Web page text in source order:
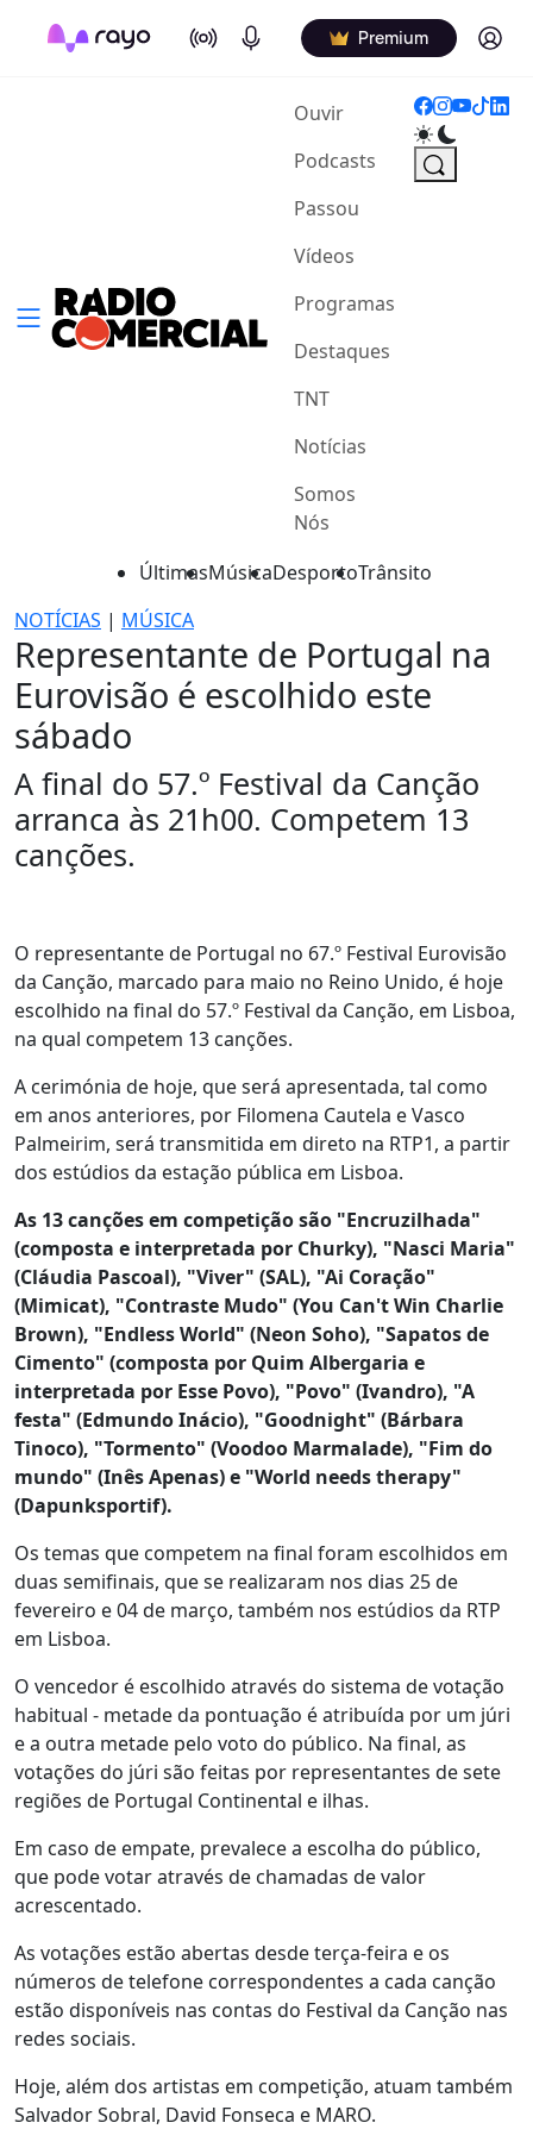
On Air Podcasts Premium Log in
Ouvir(current)
Podcasts
Passou
Vídeos
Programas
Destaques
TNT
Notícias
Somos
Nós
ÚltimasMúsicaDesportoTrânsito
NOTÍCIAS | MÚSICA
Representante de Portugal na
Eurovisão é escolhido este
sábado
A final do 57.º Festival da Canção
arranca às 21h00. Competem 13
canções.
O representante de Portugal no 67.º Festival Eurovisão
da Canção, marcado para maio no Reino Unido, é hoje
escolhido na final do 57.º Festival da Canção, em Lisboa,
na qual competem 13 canções.
A cerimónia de hoje, que será apresentada, tal como
em anos anteriores, por Filomena Cautela e Vasco
Palmeirim, será transmitida em direto na RTP1, a partir
dos estúdios da estação pública em Lisboa.
As 13 canções em competição são "Encruzilhada"
(composta e interpretada por Churky), "Nasci Maria"
(Cláudia Pascoal), "Viver" (SAL), "Ai Coração"
(Mimicat), "Contraste Mudo" (You Can't Win Charlie
Brown), "Endless World" (Neon Soho), "Sapatos de
Cimento" (composta por Quim Albergaria e
interpretada por Esse Povo), "Povo" (Ivandro), "A
festa" (Edmundo Inácio), "Goodnight" (Bárbara
Tinoco), "Tormento" (Voodoo Marmalade), "Fim do
mundo" (Inês Apenas) e "World needs therapy"
(Dapunksportif).
Os temas que competem na final foram escolhidos em
duas semifinais, que se realizaram nos dias 25 de
fevereiro e 04 de março, também nos estúdios da RTP
em Lisboa.
O vencedor é escolhido através do sistema de votação
habitual - metade da pontuação é atribuída por um júri
e a outra metade pelo voto do público. Na final, as
votações do júri são feitas por representantes de sete
regiões de Portugal Continental e ilhas.
Em caso de empate, prevalece a escolha do público,
que pode votar através de chamadas de valor
acrescentado.
As votações estão abertas desde terça-feira e os
números de telefone correspondentes a cada canção
estão disponíveis nas contas do Festival da Canção nas
redes sociais.
Hoje, além dos artistas em competição, atuam também
Salvador Sobral, David Fonseca e MARO.